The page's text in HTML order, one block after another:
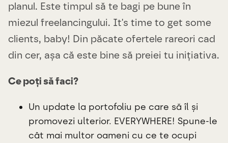
planul. Este timpul să te bagi pe bune în
miezul freelancingului. It's time to get some
clients, baby! Din păcate ofertele rareori cad
din cer, așa că este bine să preiei tu inițiativa.
Ce poți să faci?
Un update la portofoliu pe care să îl și
promovezi ulterior. EVERYWHERE! Spune-le
cât mai multor oameni cu ce te ocupi